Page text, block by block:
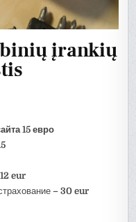
įrankių
15 евро
eur
– 30 eur